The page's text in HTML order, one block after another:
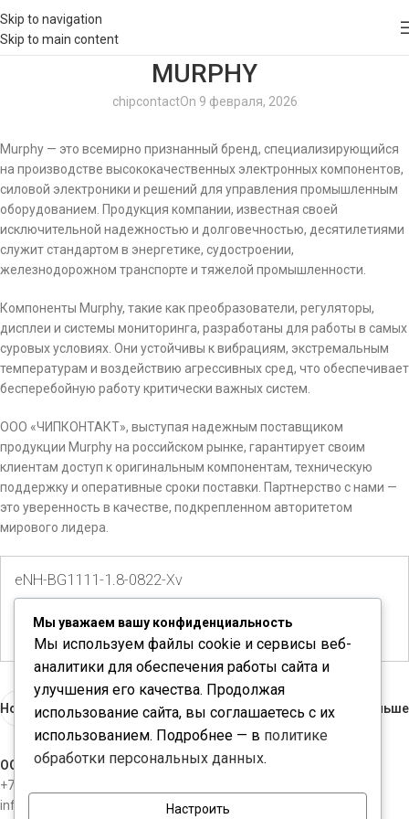
Skip to navigation
Skip to main content
MURPHY
chipcontactOn 9 февраля, 2026
Murphy — это всемирно признанный бренд, специализирующийся
на производстве высококачественных электронных компонентов,
силовой электроники и решений для управления промышленным
оборудованием. Продукция компании, известная своей
исключительной надежностью и долговечностью, десятилетиями
служит стандартом в энергетике, судостроении,
железнодорожном транспорте и тяжелой промышленности.
Компоненты Murphy, такие как преобразователи, регуляторы,
дисплеи и системы мониторинга, разработаны для работы в самых
суровых условиях. Они устойчивы к вибрациям, экстремальным
температурам и воздействию агрессивных сред, что обеспечивает
бесперебойную работу критически важных систем.
ООО «ЧИПКОНТАКТ», выступая надежным поставщиком
продукции Murphy на российском рынке, гарантирует своим
клиентам доступ к оригинальным компонентам, техническую
поддержку и оперативные сроки поставки. Партнерство с нами —
это уверенность в качестве, подкрепленном авторитетом
мирового лидера.
eNH-BG1111-1.8-0822-Xv
Количество доступно:40
Новые Раньше
ООО "ЧИПКОНТАКТ"
+7-812-3098534
info@chipcontact.ru
Мы уважаем вашу конфиденциальность
Мы используем файлы cookie и сервисы веб-
аналитики для обеспечения работы сайта и
улучшения его качества. Продолжая
использование сайта, вы соглашаетесь с их
использованием. Подробнее — в политике
обработки персональных данных.
Настроить